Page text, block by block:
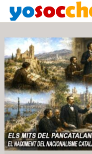
Día:4 de junio de